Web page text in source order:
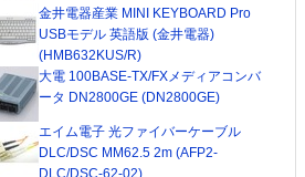
金井電器産業 MINI KEYBOARD Pro
USBモデル 英語版 (金井電器)
(HMB632KUS/R)
大電 100BASE-TX/FXメディアコンバ
ータ DN2800GE (DN2800GE)
エイム電子 光ファイバーケーブル
DLC/DSC MM62.5 2m (AFP2-
DLC/DSC-62-02)